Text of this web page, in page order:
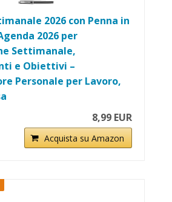
2026 con Penna in
2026 per
Settimanale,
e Obiettivi –
Personale per Lavoro,
8,99 EUR
Acquista su Amazon